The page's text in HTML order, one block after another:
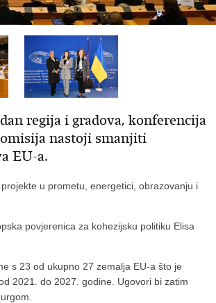
regija i gradova, konferencija
nastoji smanjiti
EU-a.
u prometu, energetici, obrazovanju i
povjerenica za kohezijsku politiku Elisa
s 23 od ukupno 27 zemalja EU-a što je
2021. do 2027. godine. Ugovori bi zatim